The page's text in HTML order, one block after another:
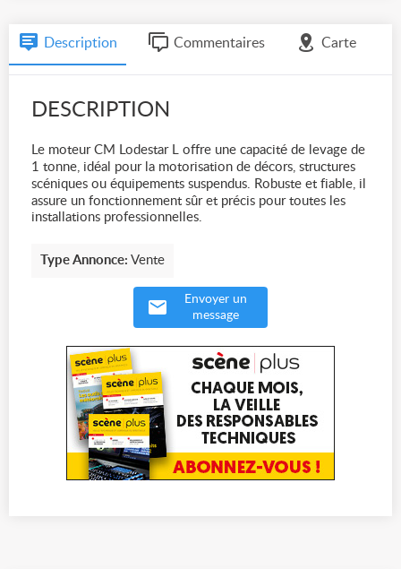
Description Commentaires Carte
DESCRIPTION
Le moteur CM Lodestar L offre une capacité de levage de
1 tonne, idéal pour la motorisation de décors, structures
scéniques ou équipements suspendus. Robuste et fiable, il
assure un fonctionnement sûr et précis pour toutes les
installations professionnelles.
Type Annonce: Vente
Envoyer un
message